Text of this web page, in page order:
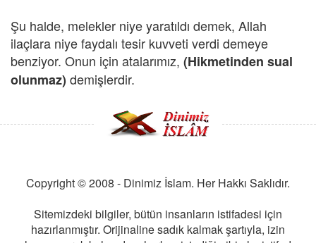
Şu halde, melekler niye yaratıldı demek, Allah
ilaçlara niye faydalı tesir kuvveti verdi demeye
benziyor. Onun için atalarımız, (Hikmetinden sual
olunmaz) demişlerdir.
Copyright © 2008 - Dinimiz İslam. Her Hakkı Saklıdır.
Sitemizdeki bilgiler, bütün insanların istifadesi için
hazırlanmıştır. Orijinaline sadık kalmak şartıyla, izin